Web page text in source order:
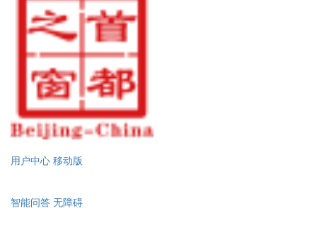
用户中心 移动版
智能问答 无障碍